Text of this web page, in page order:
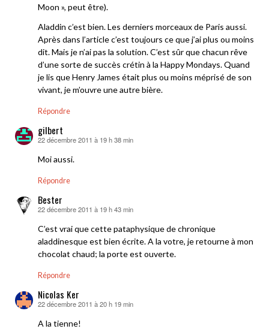
Moon », peut être).
Aladdin c’est bien. Les derniers morceaux de Paris aussi.
Après dans l’article c’est toujours ce que j’ai plus ou moins
dit. Mais je n’ai pas la solution. C’est sûr que chacun rêve
d’une sorte de succès crétin à la Happy Mondays. Quand
je lis que Henry James était plus ou moins méprisé de son
vivant, je m’ouvre une autre bière.
Répondre
gilbert
dit :
22 décembre 2011 à 19 h 38 min
Moi aussi.
Répondre
Bester
dit :
22 décembre 2011 à 19 h 43 min
C’est vrai que cette pataphysique de chronique
aladdinesque est bien écrite. A la votre, je retourne à mon
chocolat chaud; la porte est ouverte.
Répondre
Nicolas Ker
dit :
22 décembre 2011 à 20 h 19 min
A la tienne!